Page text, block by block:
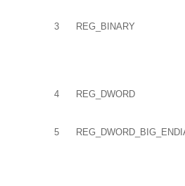
3 REG_BINARY
4 REG_DWORD
5